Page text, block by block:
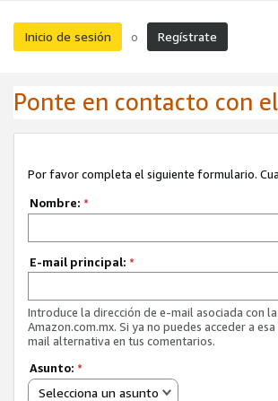
Inicio de sesión o Regístrate
Ponte en contacto con
Por favor completa el siguiente formulario.
Nombre: *
E-mail principal: *
Introduce la dirección de e-mail asociada con
Amazon.com.mx. Si ya no puedes acceder a
mail alternativa en tus comentarios.
Asunto: *
Selecciona un asunto